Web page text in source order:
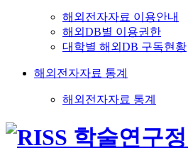
해외전자자료 이용안내
해외DB별 이용권한
대학별 해외DB 구독현황
해외전자자료 통계
해외전자자료 통계